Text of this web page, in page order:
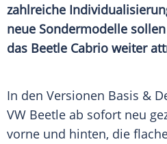
zahlreiche
neue Sondermodelle
das Beetle Cabrio weiter
In den Versionen Basis &
VW Beetle ab sofort neu
vorne und hinten, die